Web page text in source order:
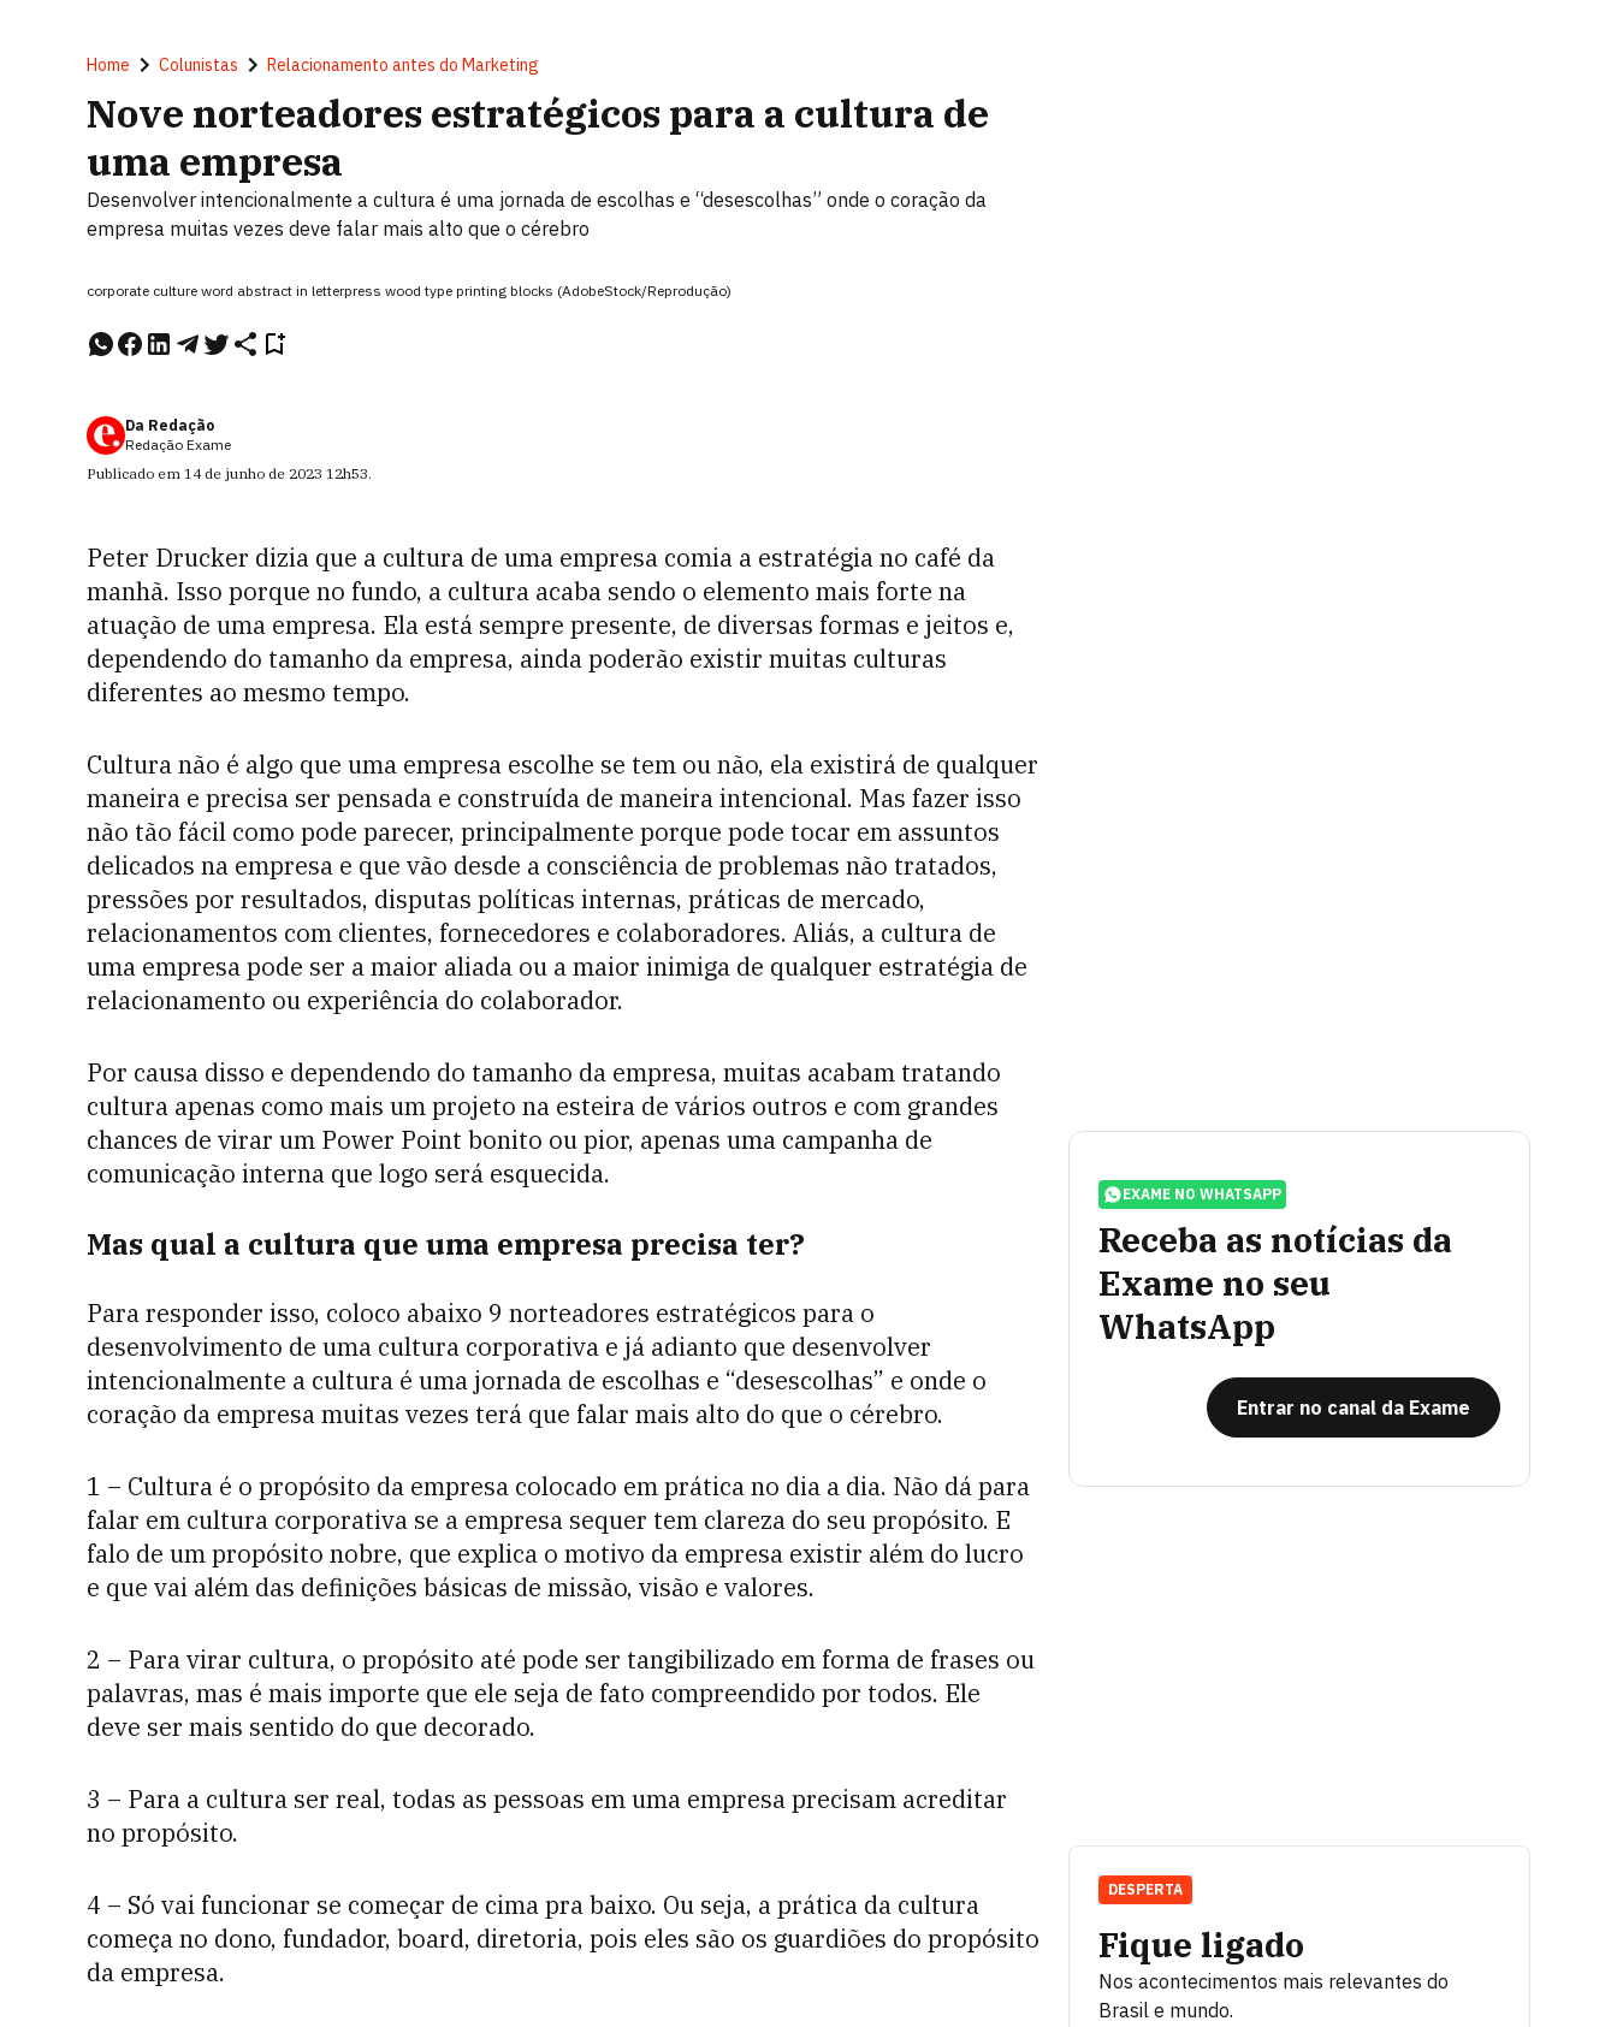
Home Colunistas Relacionamento antes do Marketing
Nove norteadores estratégicos para a cultura de
uma empresa
Desenvolver intencionalmente a cultura é uma jornada de escolhas e “desescolhas” onde o coração da
empresa muitas vezes deve falar mais alto que o cérebro
corporate culture word abstract in letterpress wood type printing blocks (AdobeStock/Reprodução)
Da Redação
Redação Exame
Publicado em 14 de junho de 2023 12h53.
Peter Drucker dizia que a cultura de uma empresa comia a estratégia no café da
manhã. Isso porque no fundo, a cultura acaba sendo o elemento mais forte na
atuação de uma empresa. Ela está sempre presente, de diversas formas e jeitos e,
dependendo do tamanho da empresa, ainda poderão existir muitas culturas
diferentes ao mesmo tempo.
Cultura não é algo que uma empresa escolhe se tem ou não, ela existirá de qualquer
maneira e precisa ser pensada e construída de maneira intencional. Mas fazer isso
não tão fácil como pode parecer, principalmente porque pode tocar em assuntos
delicados na empresa e que vão desde a consciência de problemas não tratados,
pressões por resultados, disputas políticas internas, práticas de mercado,
relacionamentos com clientes, fornecedores e colaboradores. Aliás, a cultura de
uma empresa pode ser a maior aliada ou a maior inimiga de qualquer estratégia de
relacionamento ou experiência do colaborador.
Por causa disso e dependendo do tamanho da empresa, muitas acabam tratando
cultura apenas como mais um projeto na esteira de vários outros e com grandes
chances de virar um Power Point bonito ou pior, apenas uma campanha de
comunicação interna que logo será esquecida.
Mas qual a cultura que uma empresa precisa ter?
Para responder isso, coloco abaixo 9 norteadores estratégicos para o
desenvolvimento de uma cultura corporativa e já adianto que desenvolver
intencionalmente a cultura é uma jornada de escolhas e “desescolhas” e onde o
coração da empresa muitas vezes terá que falar mais alto do que o cérebro.
1 – Cultura é o propósito da empresa colocado em prática no dia a dia. Não dá para
falar em cultura corporativa se a empresa sequer tem clareza do seu propósito. E
falo de um propósito nobre, que explica o motivo da empresa existir além do lucro
e que vai além das definições básicas de missão, visão e valores.
2 – Para virar cultura, o propósito até pode ser tangibilizado em forma de frases ou
palavras, mas é mais importe que ele seja de fato compreendido por todos. Ele
deve ser mais sentido do que decorado.
3 – Para a cultura ser real, todas as pessoas em uma empresa precisam acreditar
no propósito.
4 – Só vai funcionar se começar de cima pra baixo. Ou seja, a prática da cultura
começa no dono, fundador, board, diretoria, pois eles são os guardiões do propósito
da empresa.
EXAME NO WHATSAPP
Receba as notícias da
Exame no seu
WhatsApp
Entrar no canal da Exame
Fique ligado
Nos acontecimentos mais relevantes do
Brasil e mundo.
DESPERTA